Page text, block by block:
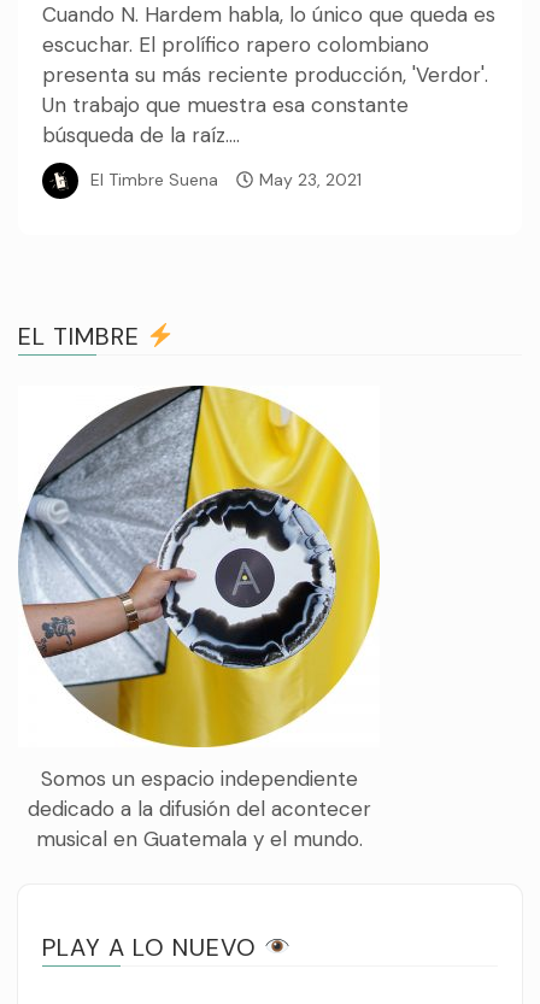
Cuando N. Hardem habla, lo único que queda es
escuchar. El prolífico rapero colombiano
presenta su más reciente producción, 'Verdor'.
Un trabajo que muestra esa constante
búsqueda de la raíz....
El Timbre Suena May 23, 2021
EL TIMBRE
Somos un espacio independiente
dedicado a la difusión del acontecer
musical en Guatemala y el mundo.
PLAY A LO NUEVO